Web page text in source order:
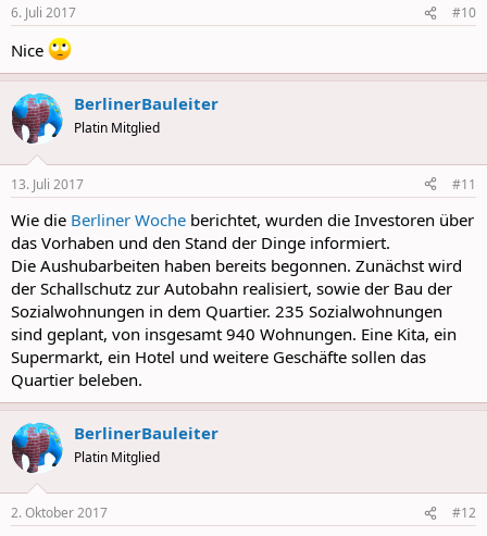
s
6. Juli 2017 #10
Nice
BerlinerBauleiter
Platin Mitglied
13. Juli 2017 #11
Wie die Berliner Woche berichtet, wurden die Investoren über
das Vorhaben und den Stand der Dinge informiert.
Die Aushubarbeiten haben bereits begonnen. Zunächst wird
der Schallschutz zur Autobahn realisiert, sowie der Bau der
Sozialwohnungen in dem Quartier. 235 Sozialwohnungen
sind geplant, von insgesamt 940 Wohnungen. Eine Kita, ein
Supermarkt, ein Hotel und weitere Geschäfte sollen das
Quartier beleben.
BerlinerBauleiter
Platin Mitglied
2. Oktober 2017 #12